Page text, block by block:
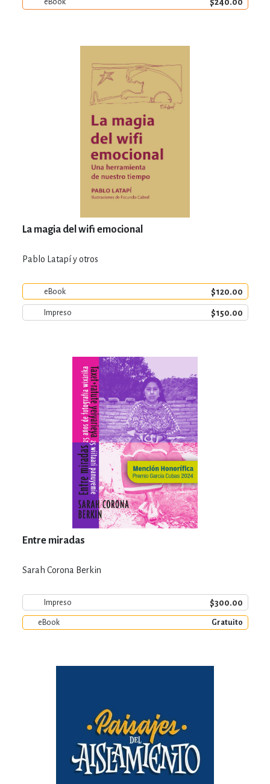
La magia del wifi emocional
Pablo Latapí y otros
eBook $120.00
Impreso $150.00
Entre miradas
Sarah Corona Berkin
Impreso $300.00
eBook Gratuito